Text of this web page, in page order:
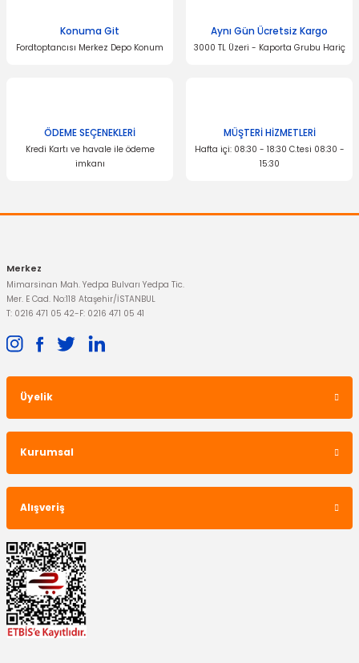
Konuma Git
Fordtoptancısı Merkez Depo Konum
Aynı Gün Ücretsiz Kargo
3000 TL Üzeri - Kaporta Grubu Hariç
ÖDEME SEÇENEKLERİ
Kredi Kartı ve havale ile ödeme
imkanı
MÜŞTERİ HİZMETLERİ
Hafta içi: 08:30 - 18:30 C.tesi 08:30 -
15:30
Merkez
Mimarsinan Mah. Yedpa Bulvarı Yedpa Tic.
Mer. E Cad. No:118 Ataşehir/İSTANBUL
T: 0216 471 05 42-F: 0216 471 05 41
Üyelik
Kurumsal
Alışveriş